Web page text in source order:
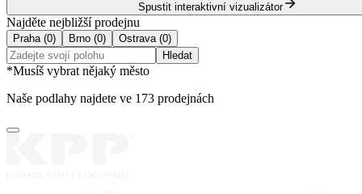
Spustit interaktivní vizualizátor
Najděte nejbližší prodejnu
Praha (0) Brno (0) Ostrava (0)
Hledat
*Musíš vybrat nějaký město
Naše podlahy najdete ve 173 prodejnách